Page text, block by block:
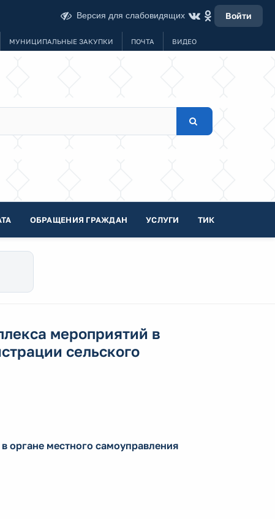
Версия для слабовидящих Войти
МУНИЦИПАЛЬНЫЕ ЗАКУПКИ ПОЧТА ВИДЕО
ОБРАЩЕНИЯ ГРАЖДАН УСЛУГИ ТИК
мероприятий в
сельского
местного самоуправления